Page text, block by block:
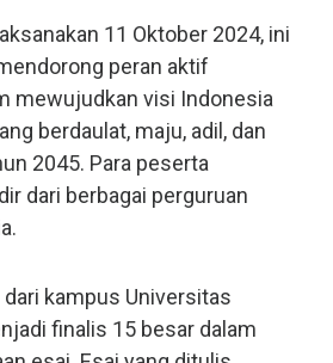
11 Oktober 2024, ini
peran aktif
mewujudkan visi Indonesia
berdaulat, maju, adil, dan
2045. Para peserta
dari berbagai perguruan
kampus Universitas
finalis 15 besar dalam